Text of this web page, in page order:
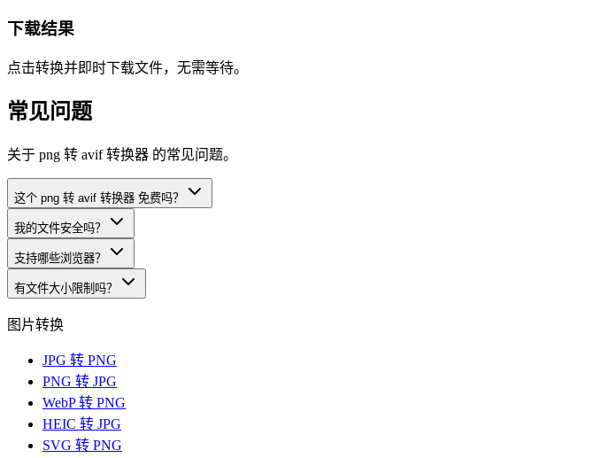
下载结果
点击转换并即时下载文件，无需等待。
常见问题
关于 png 转 avif 转换器 的常见问题。
这个 png 转 avif 转换器 免费吗？
我的文件安全吗？
支持哪些浏览器？
有文件大小限制吗？
图片转换
JPG 转 PNG
PNG 转 JPG
WebP 转 PNG
HEIC 转 JPG
SVG 转 PNG